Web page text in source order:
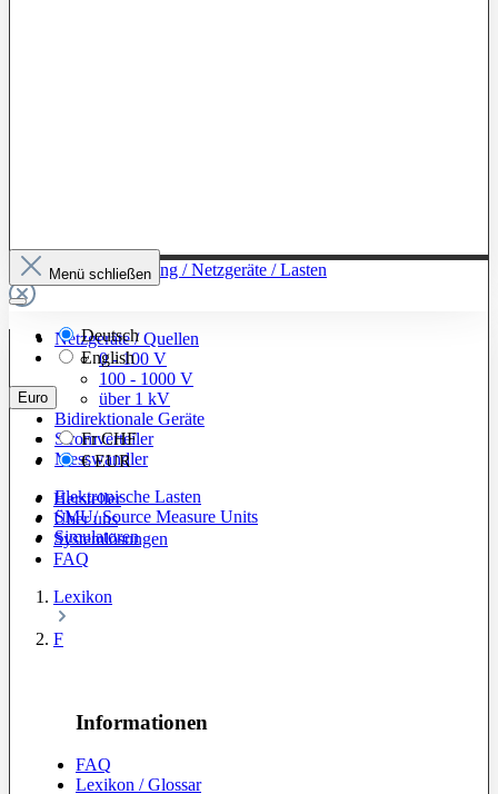
Zur Kategorie: Leistung / Netzgeräte / Lasten
Netzgeräte / Quellen
0 - 100 V
100 - 1000 V
über 1 kV
Bidirektionale Geräte
Stromverteiler
Messwandler
Elektronische Lasten
SMU/ Source Measure Units
Simulatoren
Menü schließen
Deutsch
English
Euro
FrCHF
€EUR
Hersteller
Über uns
Systemlösungen
FAQ
Lexikon
F
Informationen
FAQ
Lexikon / Glossar